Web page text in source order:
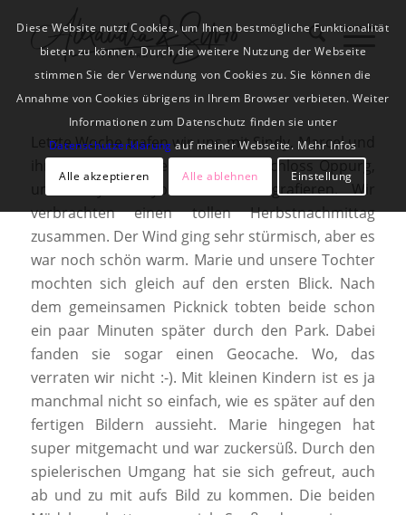
Letzte Woche trafen wir uns mit Sindy, Marcel und
ihrer Tochter Marie im Park von Schloss Oppurg,
um Sindys Babybauch zu fotografieren. Wir
verbrachten einen tollen Herbstnachmittag
zusammen. Der Wind ging sehr stürmisch, aber es
war noch schön warm. Marie und unsere Tochter
mochten sich gleich auf den ersten Blick. Nach
dem gemeinsamen Picknick tobten beide schon
ein paar Minuten später durch den Park. Dabei
fanden sie sogar einen Geocache. Wo, das
verraten wir nicht :-). Mit kleinen Kindern ist es ja
manchmal nicht so einfach, wie es später auf den
fertigen Bildern aussieht. Marie hingegen hat
super mitgemacht und war zuckersüß. Durch den
spielerischen Umgang hat sie sich gefreut, auch
ab und zu mit aufs Bild zu kommen. Die beiden
Diese Website nutzt Cookies, um Ihnen bestmögliche Funktionalität
bieten zu können. Durch die weitere Nutzung der Webseite
stimmen Sie der Verwendung von Cookies zu. Sie können die
Annahme von Cookies übrigens in Ihrem Browser verbieten. Weiter
Informationen zum Datenschutz finden sie unter
Datenschutzerklärung auf meiner Webseite. Mehr Infos
Alle akzeptieren Alle ablehnen Einstellung